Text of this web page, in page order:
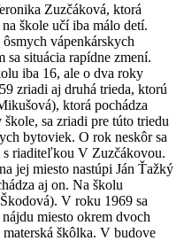
Zuzčáková, ktorá
škole učí iba málo detí.
vápenkárskych
situácia rapídne zmení.
iba 16, ale o dva roky
zriadi aj druhá trieda, ktorú
ktorá pochádza
škole, sa zriadi pre túto triedu
bytoviek. O rok neskôr sa
riaditeľkou V Zuzčákovou.
jej miesto nastúpi Ján Ťažký
aj on. Na školu
V roku 1969 sa
miesto okrem dvoch
škôlka. V budove